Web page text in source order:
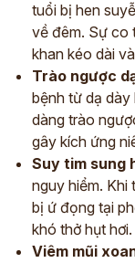
tuổi bị hen
về đêm. Sự co
khan kéo dài
Trào ngược
bệnh từ dạ dày
dàng trào
gây kích ứng
Suy tim sung
nguy hiểm. Khi
bị ứ đọng tại
khó thở hụt hơi.
Viêm mũi